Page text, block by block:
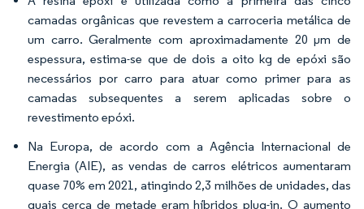
camadas orgânicas que revestem a carroceria metálica de
um carro. Geralmente com aproximadamente 20 μm de
espessura, estima-se que de dois a oito kg de epóxi são
necessários por carro para atuar como primer para as
camadas subsequentes a serem aplicadas sobre o
revestimento epóxi.
Na Europa, de acordo com a Agência Internacional de
Energia (AIE), as vendas de carros elétricos aumentaram
quase 70% em 2021, atingindo 2,3 milhões de unidades, das
quais cerca de metade eram híbridos plug-in. O aumento